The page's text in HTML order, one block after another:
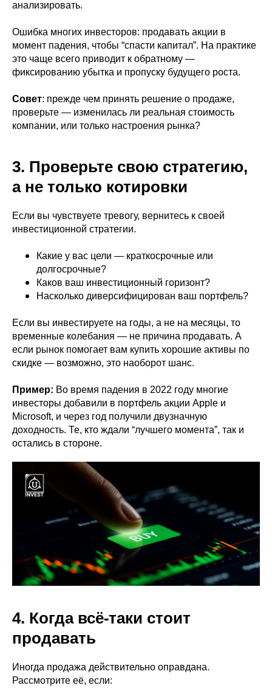
анализировать.
Ошибка многих инвесторов: продавать акции в
момент падения, чтобы “спасти капитал”. На практике
это чаще всего приводит к обратному —
фиксированию убытка и пропуску будущего роста.
Совет: прежде чем принять решение о продаже,
проверьте — изменилась ли реальная стоимость
компании, или только настроения рынка?
3. Проверьте свою стратегию,
а не только котировки
Если вы чувствуете тревогу, вернитесь к своей
инвестиционной стратегии.
Какие у вас цели — краткосрочные или
долгосрочные?
Каков ваш инвестиционный горизонт?
Насколько диверсифицирован ваш портфель?
Если вы инвестируете на годы, а не на месяцы, то
временные колебания — не причина продавать. А
если рынок помогает вам купить хорошие активы по
скидке — возможно, это наоборот шанс.
Пример: Во время падения в 2022 году многие
инвесторы добавили в портфель акции Apple и
Microsoft, и через год получили двузначную
доходность. Те, кто ждали “лучшего момента”, так и
остались в стороне.
4. Когда всё-таки стоит
продавать
Иногда продажа действительно оправдана.
Рассмотрите её, если: